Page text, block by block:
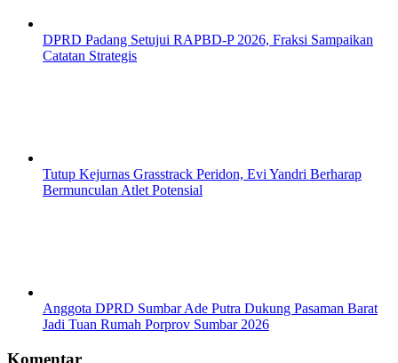
DPRD Padang Setujui RAPBD-P 2026, Fraksi Sampaikan
Catatan Strategis
Tutup Kejurnas Grasstrack Peridon, Evi Yandri Berharap
Bermunculan Atlet Potensial
Anggota DPRD Sumbar Ade Putra Dukung Pasaman Barat
Jadi Tuan Rumah Porprov Sumbar 2026
Komentar